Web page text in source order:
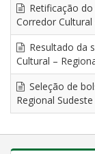
Retificação
Corredor Cultural
Resultado da
Cultural –
Seleção de
Regional Sudeste